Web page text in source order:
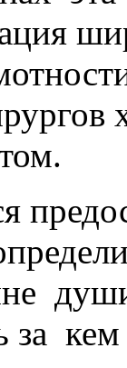
кем